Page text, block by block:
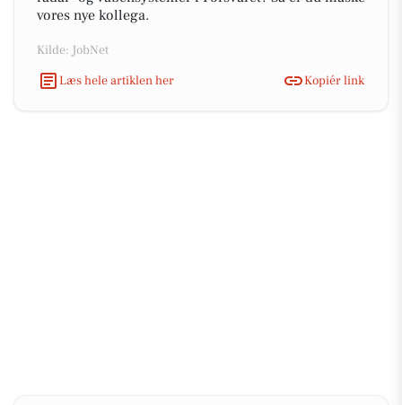
vores nye kollega.
Kilde: JobNet
Læs hele artiklen her
Kopiér link